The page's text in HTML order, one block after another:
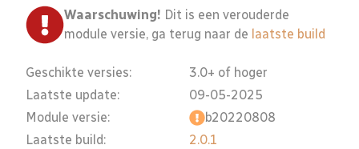
Waarschuwing! Dit is een verouderde
module versie, ga terug naar de laatste build
Geschikte versies:
Laatste update:
Module versie:
Laatste build:
3.0+ of hoger
09-05-2025
b20220808
2.0.1